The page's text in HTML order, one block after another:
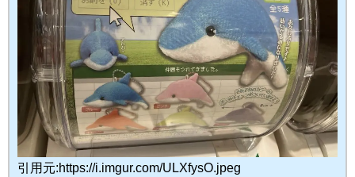
引用元:https://i.imgur.com/ULXfysO.jpeg